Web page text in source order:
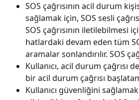
SOS çağrısının acil durum
sağlamak için, SOS sesli
SOS çağrısının iletilebilmesi
hatlardaki devam eden tüm
aramalar sonlandırılır. SOS
Kullanıcı, acil durum çağrısı
bir acil durum çağrısı
Kullanıcı güvenliğini